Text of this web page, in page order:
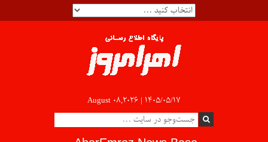
August 08,2026 | ۱۴۰۵/۰۵/۱۷